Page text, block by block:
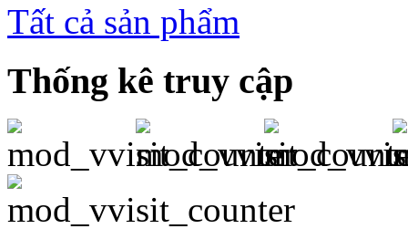
Tất cả sản phẩm
Thống kê truy cập